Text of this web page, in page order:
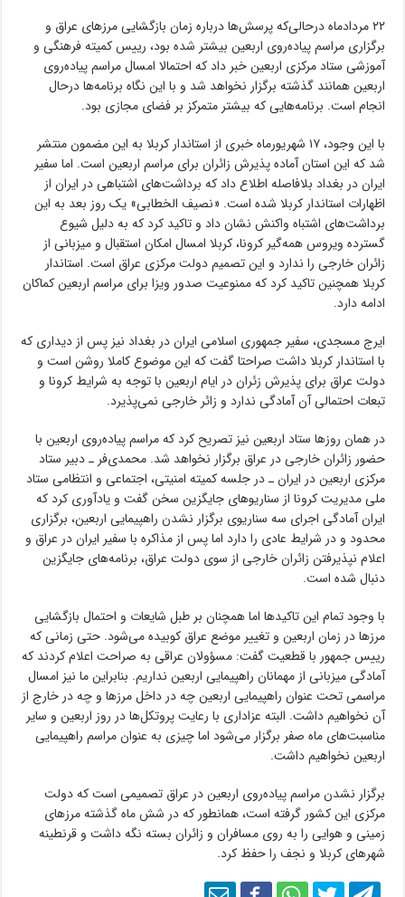
۲۲ مردادماه درحالی‌که پرسش‌ها درباره زمان بازگشایی مرزهای عراق و
برگزاری مراسم پیاده‌روی اربعین بیشتر شده بود، رییس کمیته فرهنگی و
آموزشی ستاد مرکزی اربعین خبر داد که احتمالا امسال مراسم پیاده‌روی
اربعین همانند گذشته برگزار نخواهد شد و با این نگاه برنامه‌ها درحال
انجام است. برنامه‌هایی که بیشتر متمرکز بر فضای مجازی بود.
با این وجود، ۱۷ شهریورماه خبری از استاندار کربلا به این مضمون منتشر
شد که این استان آماده پذیرش زائران برای مراسم اربعین است. اما سفیر
ایران در بغداد بلافاصله اطلاع داد که برداشت‌های اشتباهی در ایران از
اظهارات استاندار کربلا شده است. «نصیف الخطابی» یک روز بعد به این
برداشت‌های اشتباه واکنش نشان داد و تاکید کرد که به دلیل شیوع
گسترده ویروس همه‌گیر کرونا، کربلا امسال امکان استقبال و میزبانی از
زائران خارجی را ندارد و این تصمیم دولت مرکزی عراق است. استاندار
کربلا همچنین تاکید کرد که ممنوعیت صدور ویزا برای مراسم اربعین کماکان
ادامه دارد.
ایرج مسجدی، سفیر جمهوری اسلامی ایران در بغداد نیز پس از دیداری که
با استاندار کربلا داشت صراحتا گفت که این موضوع کاملا روشن است و
دولت عراق برای پذیرش زئران در ایام اربعین با توجه به شرایط کرونا و
تبعات احتمالی آن آمادگی ندارد و زائر خارجی نمی‌پذیرد.
در همان روزها ستاد اربعین نیز تصریح کرد که مراسم پیاده‌روی اربعین با
حضور زائران خارجی در عراق برگزار نخواهد شد. محمدی‌فر ـ دبیر ستاد
مرکزی اربعین در ایران ـ در جلسه کمیته امنیتی، اجتماعی و انتظامی ستاد
ملی مدیریت کرونا از سناریوهای جایگزین سخن گفت و یادآوری کرد که
ایران آمادگی اجرای سه سناریوی برگزار نشدن راهپیمایی اربعین، برگزاری
محدود و در شرایط عادی را دارد اما پس از مذاکره با سفیر ایران در عراق و
اعلام نپذیرفتن زائران خارجی از سوی دولت عراق، برنامه‌های جایگزین
دنبال شده است.
با وجود تمام این تاکیدها اما همچنان بر طبل شایعات و احتمال بازگشایی
مرزها در زمان اربعین و تغییر موضع عراق کوبیده می‌شود. حتی زمانی که
رییس جمهور با قطعیت گفت: مسؤولان عراقی به صراحت اعلام کردند که
آمادگی میزبانی از مهمانان راهپیمایی اربعین نداریم. بنابراین ما نیز امسال
مراسمی تحت عنوان راهپیمایی اربعین چه در داخل مرزها و چه در خارج از
آن نخواهیم داشت. البته عزاداری‌ با رعایت پروتکل‌ها در روز اربعین و سایر
مناسبت‌های ماه صفر برگزار می‌شود اما چیزی به عنوان مراسم راهپیمایی
اربعین نخواهیم داشت.
برگزار نشدن مراسم پیاده‌روی اربعین در عراق تصمیمی است که دولت
مرکزی این کشور گرفته است، همانطور که در شش ماه گذشته مرزهای
زمینی و هوایی را به روی مسافران و زائران بسته نگه داشت و قرنطینه
شهرهای کربلا و نجف را حفظ کرد.